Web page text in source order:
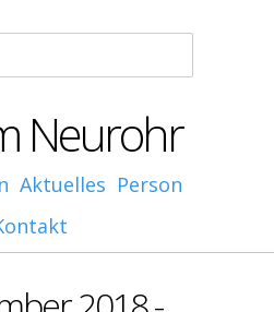
Neurohr
Aktuelles Person